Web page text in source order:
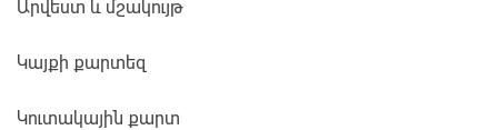
Արվեստ և մշակույթ
Կայքի քարտեզ
Կուտակային քարտ